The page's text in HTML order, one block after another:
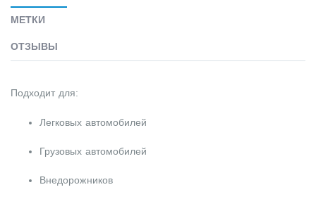
МЕТКИ
ОТЗЫВЫ
Подходит для:
Легковых автомобилей
Грузовых автомобилей
Внедорожников